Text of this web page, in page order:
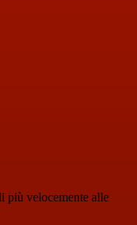
più velocemente alle